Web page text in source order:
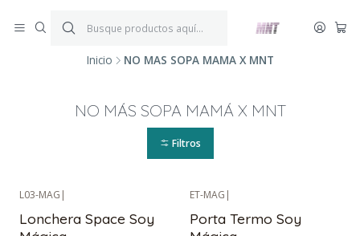
*Aplica condiciones y restricciones*
Inicio NO MÁS SOPA MAMÁ X MNT
NO MÁS SOPA MAMÁ X MNT
Filtros
L03-MAG |
Lonchera Space Soy
ET-MAG |
Porta Termo Soy